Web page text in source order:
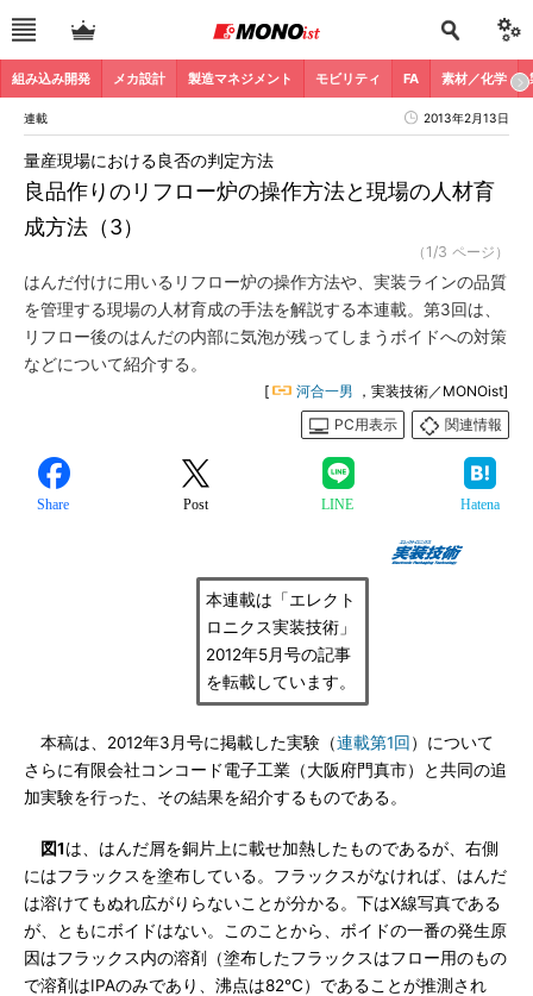
組み込み開発 メカ設計 製造マネジメント モビリティ FA 素材／化学
連載 2013年2月13日
良品作りのリフロー炉の操作方法と現場の人材育
成方法（3）
量産現場における良否の判定方法
（1/3 ページ）
はんだ付けに用いるリフロー炉の操作方法や、実装ラインの品質
を管理する現場の人材育成の手法を解説する本連載。第3回は、
リフロー後のはんだの内部に気泡が残ってしまうボイドへの対策
などについて紹介する。
[ 河合一男 ，実装技術／MONOist]
PC用表示
関連情報
Share Post LINE Hatena
本連載は「エレクト
ロニクス実装技術」
2012年5月号の記事
を転載しています。
本稿は、2012年3月号に掲載した実験（連載第1回 ）について
さらに有限会社コンコード電子工業（大阪府門真市）と共同の追
加実験を行った、その結果を紹介するものである。
図1は、はんだ屑を銅片上に載せ加熱したものであるが、右側
にはフラックスを塗布している。フラックスがなければ、はんだ
は溶けてもぬれ広がりらないことが分かる。下はX線写真である
が、ともにボイドはない。このことから、ボイドの一番の発生原
因はフラックス内の溶剤（塗布したフラックスはフロー用のもの
で溶剤はIPAのみであり、沸点は82℃）であることが推測され